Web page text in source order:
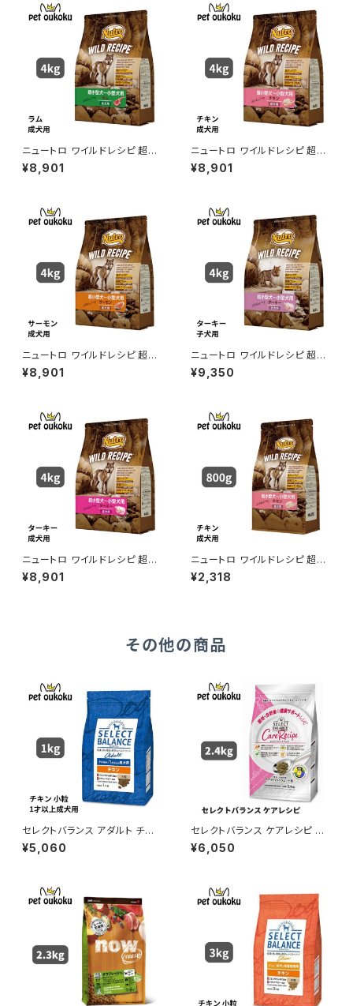
ニュートロ ワイルドレシピ 超小
型犬〜小型犬用 成犬用 ラム 4
kg 4562358788611
¥8,901
ニュートロ ワイルドレシピ 超小
型犬〜小型犬用 成犬用 チキン
4kg 4562358788536
¥8,901
ニュートロ ワイルドレシピ 超小
型犬〜小型犬用 成犬用 サーモ
ン 4kg 4562358788574
¥8,901
ニュートロ ワイルドレシピ 超小
型犬〜小型犬用 子犬用 ターキ
ー 4kg 4902397850670
¥9,350
ニュートロ ワイルドレシピ 超小
型犬〜小型犬用 成犬用 ターキ
ー 4kg 4902397850731
¥8,901
ニュートロ ワイルドレシピ 超小
型犬〜小型犬用 成犬用 チキン
800g 4562358788512
¥2,318
その他の商品
セレクトバランス アダルト チキ
ン 小粒 1才以上の成犬用 3kg
¥5,060
セレクトバランス ケアレシピ ホ
ワイトフィッシュ 小粒 避妊・去勢
後の健康サポートレシピ 1才以
¥6,050